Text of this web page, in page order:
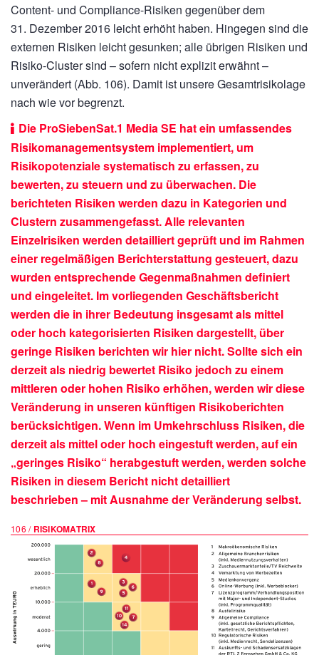
Content- und Compliance-Risiken gegenüber dem
31. Dezember 2016 leicht erhöht haben. Hingegen sind die
externen Risiken leicht gesunken; alle übrigen Risiken und
Risiko-Cluster sind – sofern nicht explizit erwähnt –
unverändert (Abb. 106). Damit ist unsere Gesamtrisikolage
nach wie vor begrenzt.
Die ProSiebenSat.1 Media SE hat ein umfassendes
Risikomanagementsystem implementiert, um
Risikopotenziale systematisch zu erfassen, zu
bewerten, zu steuern und zu überwachen. Die
berichteten Risiken werden dazu in Kategorien und
Clustern zusammengefasst. Alle relevanten
Einzelrisiken werden detailliert geprüft und im Rahmen
einer regelmäßigen Berichterstattung gesteuert, dazu
wurden entsprechende Gegenmaßnahmen definiert
und eingeleitet. Im vorliegenden Geschäftsbericht
werden die in ihrer Bedeutung insgesamt als mittel
oder hoch kategorisierten Risiken dargestellt, über
geringe Risiken berichten wir hier nicht. Sollte sich ein
derzeit als niedrig bewertet Risiko jedoch zu einem
mittleren oder hohen Risiko erhöhen, werden wir diese
Veränderung in unseren künftigen Risikoberichten
berücksichtigen. Wenn im Umkehrschluss Risiken, die
derzeit als mittel oder hoch eingestuft werden, auf ein
„geringes Risiko“ herabgestuft werden, werden solche
Risiken in diesem Bericht nicht detailliert
beschrieben – mit Ausnahme der Veränderung selbst.
106 /RISIKOMATRIX